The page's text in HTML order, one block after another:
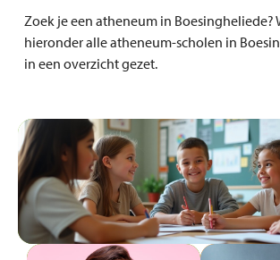
Zoek je een atheneum in Boesingheliede?
hieronder alle atheneum-scholen in
in een overzicht gezet.